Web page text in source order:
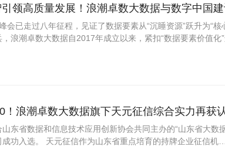
领高质量发展！浪潮卓数大数据与数字中国
会已走过八年征程，见证了数据要素从“沉睡资源”跃升为“
浪潮卓数大数据自2017年成立以来，紧扣“数据要素价值
！浪潮卓数大数据旗下天元征信综合实力再获
东省数据和信息技术应用创新协会共同主办的“山东省大数
成功入选。 天元征信作为山东省重点培育的持牌企业征信